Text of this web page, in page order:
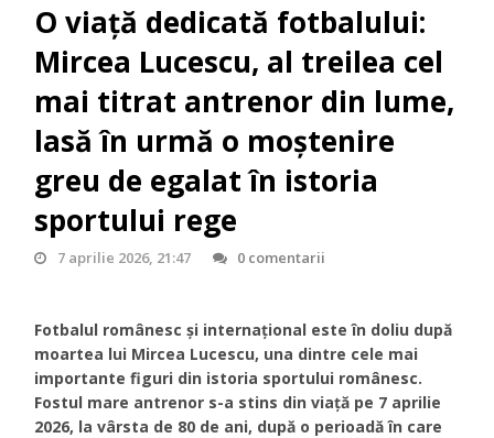
O viață dedicată fotbalului:
Mircea Lucescu, al treilea cel
mai titrat antrenor din lume,
lasă în urmă o moștenire
greu de egalat în istoria
sportului rege
7 aprilie 2026, 21:47 0 comentarii
Fotbalul românesc și internațional este în doliu după
moartea lui Mircea Lucescu, una dintre cele mai
importante figuri din istoria sportului românesc.
Fostul mare antrenor s-a stins din viață pe 7 aprilie
2026, la vârsta de 80 de ani, după o perioadă în care